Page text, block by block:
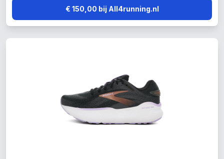
€ 150,00 bij All4running.nl